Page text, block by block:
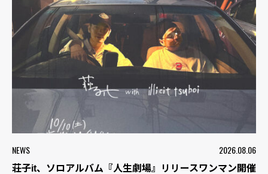
NEWS 2026.08.06
荘子it、ソロアルバム『人生劇場』リリースワンマン開催